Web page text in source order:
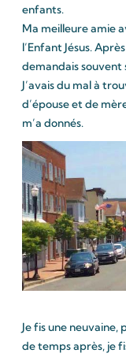
enfants.
Ma meilleure amie
l’Enfant Jésus.
demandais souvent
J’avais du mal à
d’épouse et de
m’a donnés.
Je fis une neuvaine,
de temps après, je